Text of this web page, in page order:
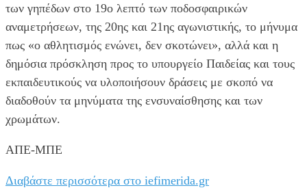
των γηπέδων στο 19ο λεπτό των ποδοσφαιρικών
αναμετρήσεων, της 20ης και 21ης αγωνιστικής, το μήνυμα
πως «ο αθλητισμός ενώνει, δεν σκοτώνει», αλλά και η
δημόσια πρόσκληση προς το υπουργείο Παιδείας και τους
εκπαιδευτικούς να υλοποιήσουν δράσεις με σκοπό να
διαδοθούν τα μηνύματα της ενσυναίσθησης και των
χρωμάτων.
ΑΠΕ-ΜΠΕ
Διαβάστε περισσότερα στο iefimerida.gr